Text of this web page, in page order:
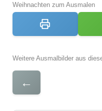
Weihnachten zum Ausmalen
Weitere Ausmalbilder aus
←